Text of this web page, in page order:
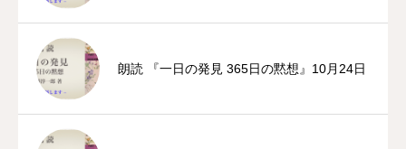
朗読 『一日の発見 365日の黙想』10月24日